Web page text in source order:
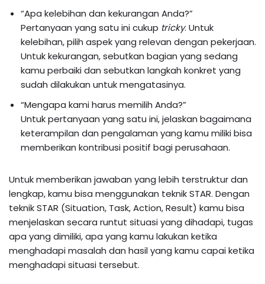
“Apa kelebihan dan kekurangan Anda?”
Pertanyaan yang satu ini cukup tricky. Untuk
kelebihan, pilih aspek yang relevan dengan pekerjaan.
Untuk kekurangan, sebutkan bagian yang sedang
kamu perbaiki dan sebutkan langkah konkret yang
sudah dilakukan untuk mengatasinya.
“Mengapa kami harus memilih Anda?”
Untuk pertanyaan yang satu ini, jelaskan bagaimana
keterampilan dan pengalaman yang kamu miliki bisa
memberikan kontribusi positif bagi perusahaan.
Untuk memberikan jawaban yang lebih terstruktur dan
lengkap, kamu bisa menggunakan teknik STAR. Dengan
teknik STAR (Situation, Task, Action, Result) kamu bisa
menjelaskan secara runtut situasi yang dihadapi, tugas
apa yang dimiliki, apa yang kamu lakukan ketika
menghadapi masalah dan hasil yang kamu capai ketika
menghadapi situasi tersebut.